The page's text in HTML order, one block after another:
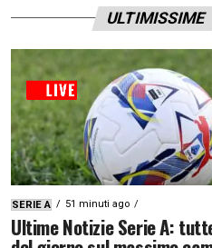
ULTIMISSIME
SERIE A 51 minuti ago
Ultime Notizie Serie A: